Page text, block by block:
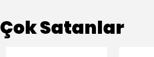
Çok Satanlar